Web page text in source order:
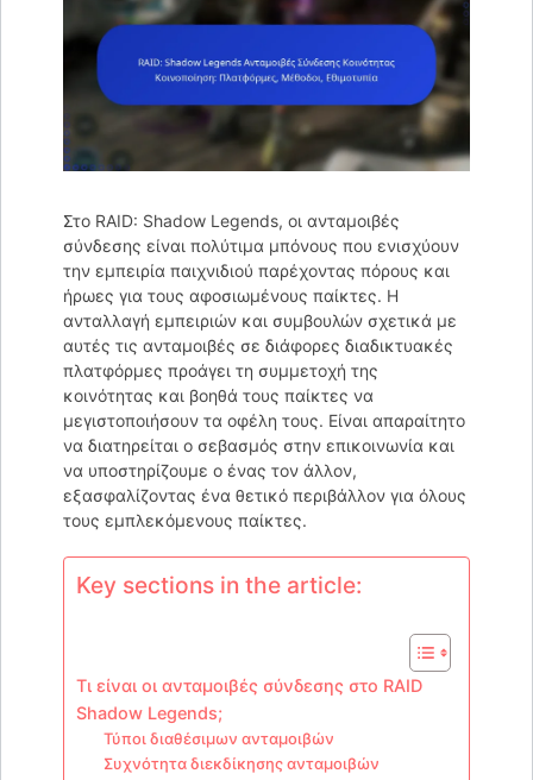
Στο RAID: Shadow Legends, οι ανταμοιβές
σύνδεσης είναι πολύτιμα μπόνους που ενισχύουν
την εμπειρία παιχνιδιού παρέχοντας πόρους και
ήρωες για τους αφοσιωμένους παίκτες. Η
ανταλλαγή εμπειριών και συμβουλών σχετικά με
αυτές τις ανταμοιβές σε διάφορες διαδικτυακές
πλατφόρμες προάγει τη συμμετοχή της
κοινότητας και βοηθά τους παίκτες να
μεγιστοποιήσουν τα οφέλη τους. Είναι απαραίτητο
να διατηρείται ο σεβασμός στην επικοινωνία και
να υποστηρίζουμε ο ένας τον άλλον,
εξασφαλίζοντας ένα θετικό περιβάλλον για όλους
τους εμπλεκόμενους παίκτες.
Key sections in the article:
Τι είναι οι ανταμοιβές σύνδεσης στο RAID
Shadow Legends;
Τύποι διαθέσιμων ανταμοιβών
Συχνότητα διεκδίκησης ανταμοιβών